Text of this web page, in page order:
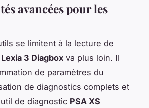
avancées pour les
se limitent à la lecture de
Lexia 3 Diagbox va plus loin. Il
de paramètres du
de diagnostics complets et
de diagnostic PSA XS